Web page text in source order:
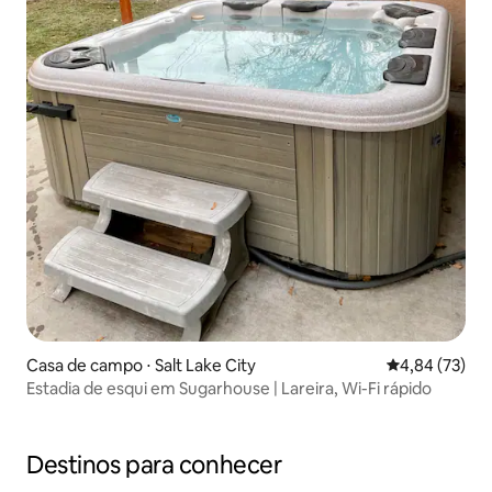
Casa de campo ⋅ Salt Lake City 4,84 de uma
4,84 (73)
Estadia de esqui em Sugarhouse | Lareira, Wi-Fi rápido
Destinos para conhecer